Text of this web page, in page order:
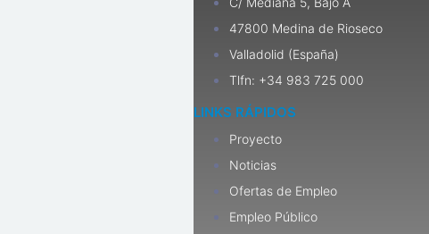
47800 Medina de Rioseco
Valladolid (España)
Tlfn: +34 983 725 000
LINKS RÁPIDOS
Proyecto
Noticias
Ofertas de Empleo
Empleo Público